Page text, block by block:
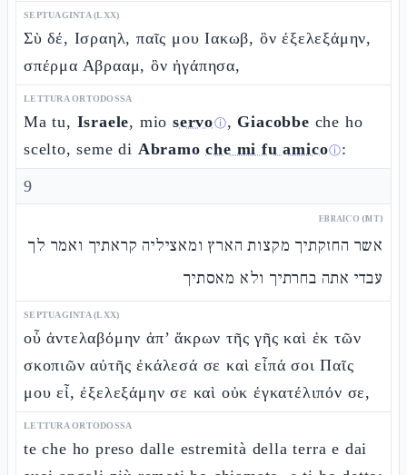
SEPTUAGINTA (LXX)
Σὺ δέ, Ισραηλ, παῖς μου Ιακωβ, ὃν ἐξελεξάμην,
σπέρμα Αβρααμ, ὃν ἠγάπησα,
LETTURA ORTODOSSA
Ma tu, Israele, mioservoⓘ, Giacobbe che ho
scelto, seme di Abramo che mi fu amicoⓘ:
9
EBRAICO (MT)
אשר החזקתיך מקצות הארץ ומאציליה קראתיך ואמר לך
עבדי אתה בחרתיך ולא מאסתיך
SEPTUAGINTA (LXX)
οὗ ἀντελαβόμην ἀπ’ ἄκρων τῆς γῆς καὶ ἐκ τῶν
σκοπιῶν αὐτῆς ἐκάλεσά σε καὶ εἶπά σοι Παῖς
μου εἶ, ἐξελεξάμην σε καὶ οὐκ ἐγκατέλιπόν σε,
LETTURA ORTODOSSA
te che ho preso dalle estremità della terra e dai